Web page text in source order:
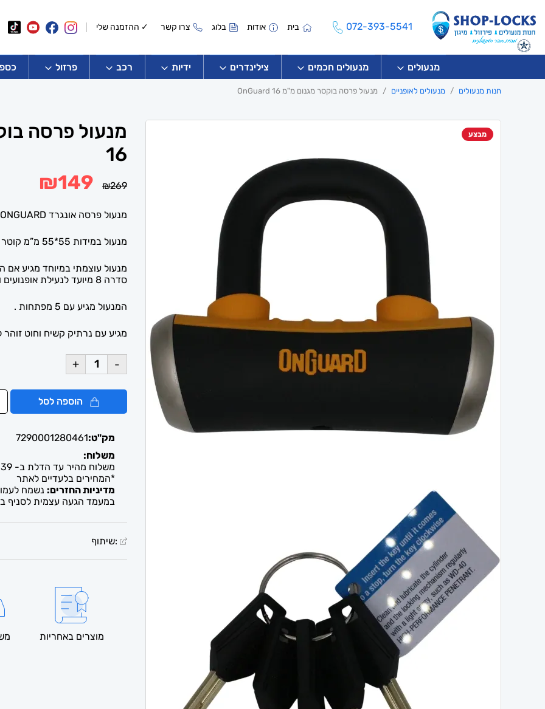
072-393-5541 בית אודות בלוג צרו קשר ✓ ההזמנה שלי
מנעולים מנעולים חכמים צילינדרים ידיות רכב פרזול
חנות מנעולים מנעולים לאופניים מנעול פרסה בוקסר מגנום מ"מ OnGuard 16
מבצע
16
₪269
המחיר
המקורי
₪269.
₪149
₪149.
מנעול פרסה אונגרד ONGUARD .
מנעול במידות 55*55 מ”מ קוטר 16.8 מ”מ .
מנעול עוצמתי במיוחד מגיע אם
סדרה 8 מיועד לנעילת אופנועים ואופניים .
המנעול מגיע עם 5 מפתחות .
מגיע עם נרתיק קשיח וחוט
-
+
הוספה לסל
מק"ט:7290001280461
משלוח:
משלוח מהיר עד הדלת ב- 39 ש"ח. עד 2-5 ימי עסקים / איסוף חינם מבית העסק
*המחירים בלעדיים לאתר
מדיניות החזרים: נשמח
במעמד הגעה עצמית לסניף
:שיתוף
מוצרים באחריות